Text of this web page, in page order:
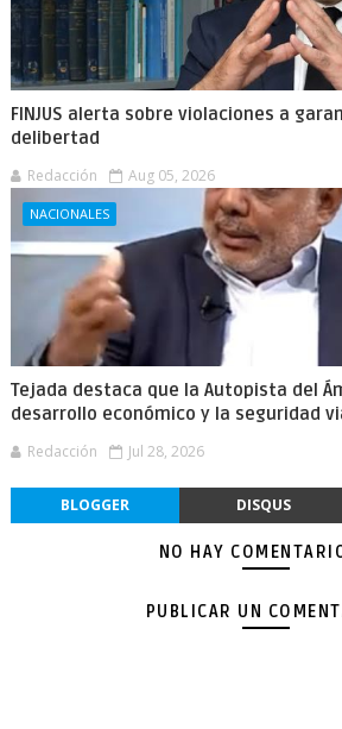
FINJUS alerta sobre violaciones a
delibertad
Redacción Aug 05, 2026
NACIONALES
Tejada destaca que la Autopista del
desarrollo económico y la seguridad
Redacción Jul 28, 2026
BLOGGER DISQUS
NO HAY
PUBLICAR UN